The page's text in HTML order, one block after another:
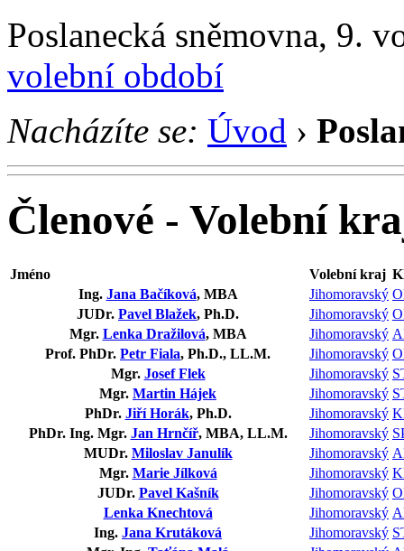
Poslanecká sněmovna, 9.
volební období
Nacházíte se: Úvod ›
Členové - Volební
Jméno Volební kraj
Ing. Jana Bačíková, MBA Jihomoravský
JUDr. Pavel Blažek, Ph.D. Jihomoravský
Mgr. Lenka Dražilová, MBA Jihomoravský
Prof. PhDr. Petr Fiala, Ph.D., LL.M. Jihomoravský
Mgr. Josef Flek Jihomoravský
Mgr. Martin Hájek Jihomoravský
PhDr. Jiří Horák, Ph.D. Jihomoravský
PhDr. Ing. Mgr. Jan Hrnčíř, MBA, LL.M. Jihomoravský
MUDr. Miloslav Janulík Jihomoravský
Mgr. Marie Jílková Jihomoravský
JUDr. Pavel Kašník Jihomoravský
Lenka Knechtová
Jihomoravský
Ing. Jana Krutáková Jihomoravský